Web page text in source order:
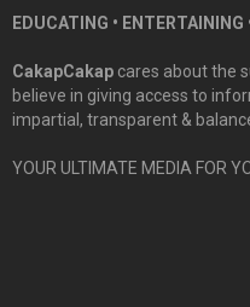
EDUCATING • ENTERTAINING
CakapCakap cares about the
believe in giving access to
impartial, transparent &
YOUR ULTIMATE MEDIA FOR